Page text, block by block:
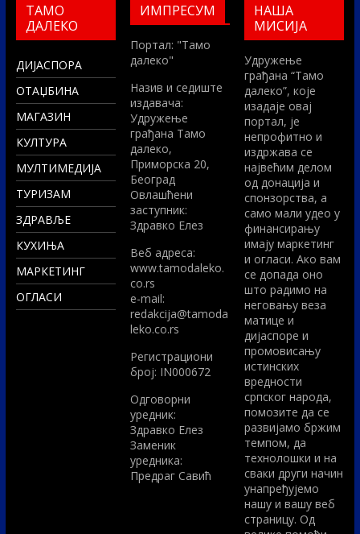
ТАМО
ДАЛЕКО
ДИЈАСПОРА
ОТАЏБИНА
МАГАЗИН
КУЛТУРА
МУЛТИМЕДИЈА
ТУРИЗАМ
ЗДРАВЉЕ
КУХИЊА
МАРКЕТИНГ
ОГЛАСИ
ИМПРЕСУМ
Портал: "Тамо
далеко"
Назив и седиште
издавача:
Удружење
грађана Тамо
далеко,
Приморска 20,
Београд
Овлашћени
заступник:
Здравко Елез
Вeб адреса:
www.tamodaleko.
co.rs
e-mail:
redakcija@tamoda
leko.co.rs
Регистрациони
број: IN000672
Одговорни
уредник:
Здравко Елез
Заменик
уредника:
Предраг Савић
НАША
МИСИЈА
Удружење
грађана “Тамо
далеко”, које
изадаје овај
портал, је
непрофитно и
издржава се
највећим делом
од донација и
спонзорства, а
само мали удео у
финансирању
имају маркетинг
и огласи. Ако вам
се допада оно
што радимо на
неговању веза
матице и
дијаспоре и
промовисању
истинских
вредности
српског народа,
помозите да се
развијамо бржим
темпом, да
технолошки и на
сваки други начин
унапређујемо
нашу и вашу веб
страницу. Од